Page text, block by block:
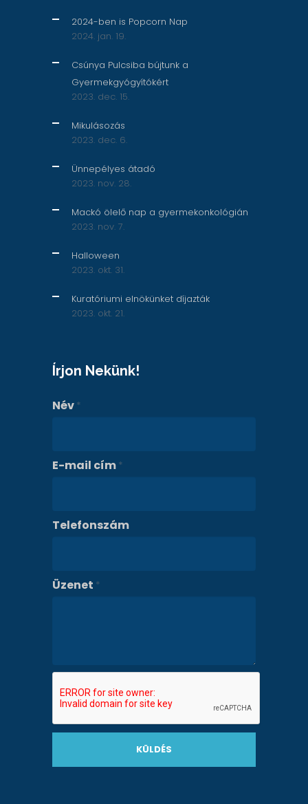
2024-ben is Popcorn Nap
2024. jan. 19.
Csúnya Pulcsiba bújtunk a
Gyermekgyógyítókért
2023. dec. 15.
Mikulásozás
2023. dec. 6.
Ünnepélyes átadó
2023. nov. 28.
Mackó ölelő nap a gyermekonkológián
2023. nov. 7.
Halloween
2023. okt. 31.
Kuratóriumi elnökünket díjazták
2023. okt. 21.
Írjon Nekünk!
Név *
E-mail cím *
Telefonszám
Üzenet *
KÜLDÉS